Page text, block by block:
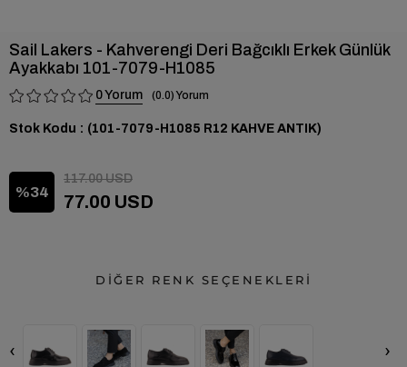
Sail Lakers - Kahverengi Deri Bağcıklı Erkek Günlük
Ayakkabı 101-7079-H1085
0 0.0
Stok Kodu (101-7079-H1085 R12 KAHVE ANTIK)
34
117.00 USD
77.00 USD
DİĞER RENK SEÇENEKLERİ
‹ ›